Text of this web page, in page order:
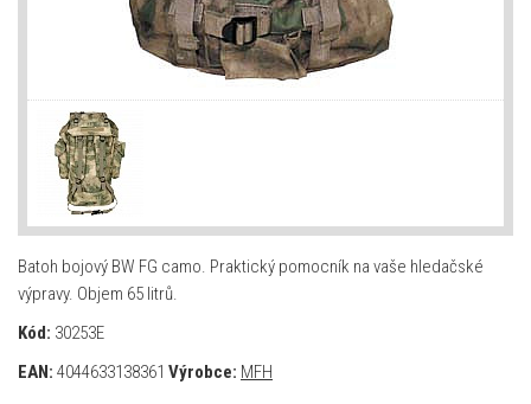
Batoh bojový BW FG camo. Praktický pomocník na vaše hledačské
výpravy. Objem 65 litrů.
Kód: 30253E
EAN: 4044633138361 Výrobce: MFH